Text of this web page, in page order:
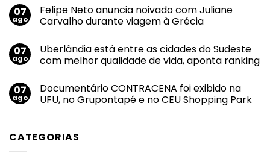
em
proteção
em
Rebeca
Andrade
nota
do
mundo
em
2026
durante
07
ago
Felipe Neto anuncia noivado com Juliane
Carvalho durante viagem à Grécia
em
Felipe
Neto
com
Juliane
Carvalho
Grécia
07
ago
Uberlândia está entre as cidades do Sudeste
com melhor qualidade de vida, aponta ranking
em
Uberlândia
está
do
Sudeste
07
ago
Documentário CONTRACENA foi exibido na
UFU, no Grupontapé e no CEU Shopping Park
Documentário
CONTRACENA
CATEGORIAS